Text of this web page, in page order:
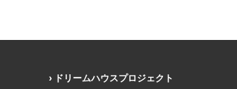
ドリームハウスプロジェクト